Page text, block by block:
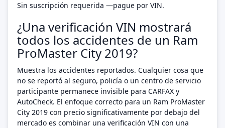
Sin suscripción requerida —pague por VIN.
¿Una verificación VIN mostrará
todos los accidentes de un Ram
ProMaster City 2019?
Muestra los accidentes reportados. Cualquier cosa que
no se reportó al seguro, policía o un centro de servicio
participante permanece invisible para CARFAX y
AutoCheck. El enfoque correcto para un Ram ProMaster
City 2019 con precio significativamente por debajo del
mercado es combinar una verificación VIN con una